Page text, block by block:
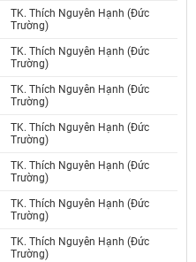
TK. Thích Nguyên Hạnh (Đức
Trường)
TK. Thích Nguyên Hạnh (Đức
Trường)
TK. Thích Nguyên Hạnh (Đức
Trường)
TK. Thích Nguyên Hạnh (Đức
Trường)
TK. Thích Nguyên Hạnh (Đức
Trường)
TK. Thích Nguyên Hạnh (Đức
Trường)
TK. Thích Nguyên Hạnh (Đức
Trường)